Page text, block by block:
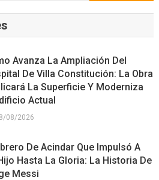
Avanza La Ampliación Del
De Villa Constitución: La Obra
La Superficie Y Moderniza
Actual
08/2026
De Acindar Que Impulsó A
Hasta La Gloria: La Historia De
Messi